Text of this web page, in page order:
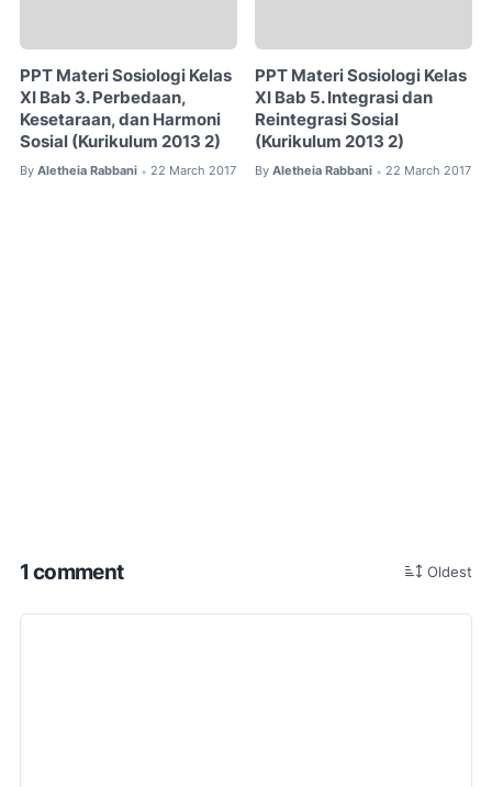
PPT Materi Sosiologi Kelas
XI Bab 3. Perbedaan,
Kesetaraan, dan Harmoni
Sosial (Kurikulum 2013 2)
By Aletheia Rabbani • 22 March 2017
PPT Materi Sosiologi Kelas
XI Bab 5. Integrasi dan
Reintegrasi Sosial
(Kurikulum 2013 2)
By Aletheia Rabbani • 22 March 2017
1 comment Oldest